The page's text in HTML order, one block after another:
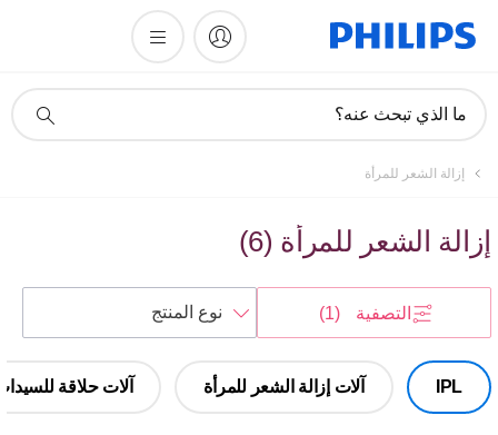
دعم
ما الذي تبحث عنه؟
إزالة الشعر للمرأة
إزالة الشعر للمرأة (
6
)
التصفية
حسب
IPL آلات إزالة الشعر للمرأة آلات حلاقة للسيدات